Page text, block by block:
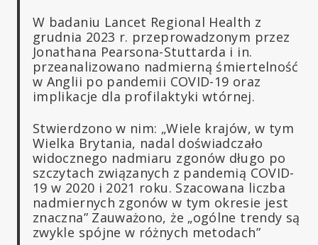
W badaniu Lancet Regional Health z
grudnia 2023 r. przeprowadzonym przez
Jonathana Pearsona-Stuttarda i in.
przeanalizowano nadmierną śmiertelność
w Anglii po pandemii COVID-19 oraz
implikacje dla profilaktyki wtórnej.
Stwierdzono w nim: „Wiele krajów, w tym
Wielka Brytania, nadal doświadczało
widocznego nadmiaru zgonów długo po
szczytach związanych z pandemią COVID-
19 w 2020 i 2021 roku. Szacowana liczba
nadmiernych zgonów w tym okresie jest
znaczna” Zauważono, że „ogólne trendy są
zwykle spójne w różnych metodach”